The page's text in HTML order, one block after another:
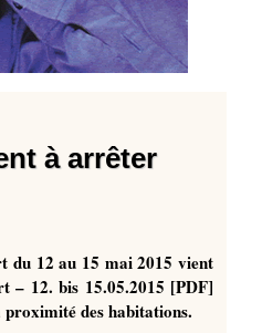
à arrêter
du 12 au 15 mai 2015 vient
– 12. bis 15.05.2015 [PDF]
proximité des habitations.